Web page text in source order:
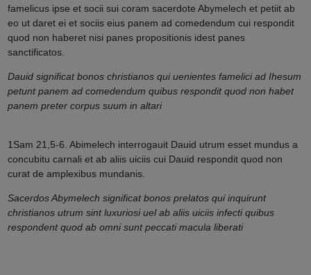
famelicus ipse et socii sui coram sacerdote Abymelech et petiit ab
eo ut daret ei et sociis eius panem ad comedendum cui respondit
quod non haberet nisi panes propositionis idest panes
sanctificatos.
Dauid significat bonos christianos qui uenientes famelici ad Ihesum
petunt panem ad comedendum quibus respondit quod non habet
panem preter corpus suum in altari
1Sam 21,5-6. Abimelech interrogauit Dauid utrum esset mundus a
concubitu carnali et ab aliis uiciis cui Dauid respondit quod non
curat de amplexibus mundanis.
Sacerdos Abymelech significat bonos prelatos qui inquirunt
christianos utrum sint luxuriosi uel ab aliis uiciis infecti quibus
respondent quod ab omni sunt peccati macula liberati